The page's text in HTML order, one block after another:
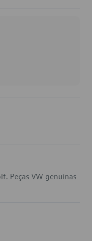
Peças VW genuínas